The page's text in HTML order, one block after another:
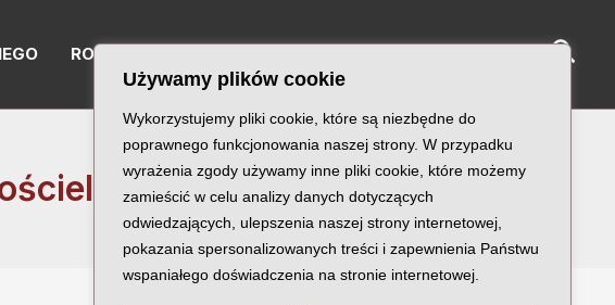
Używamy plików cookie
Wykorzystujemy pliki cookie, które są niezbędne do
poprawnego funkcjonowania naszej strony. W przypadku
wyrażenia zgody używamy inne pliki cookie, które możemy
zamieścić w celu analizy danych dotyczących
odwiedzających, ulepszenia naszej strony internetowej,
pokazania spersonalizowanych treści i zapewnienia Państwu
wspaniałego doświadczenia na stronie internetowej.
RODZINY KATYŃSKIE